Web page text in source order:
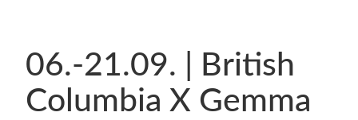
06.-21.09. | British
Columbia X Gemma